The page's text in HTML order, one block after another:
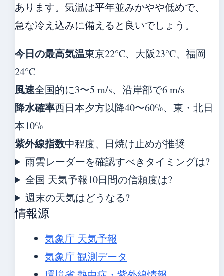
あります。気温は平年並みかやや低めで、
急な冷え込みに備えると良いでしょう。
今日の最高気温東京22°C、大阪23°C、福岡
24°C
風速全国的に3〜5 m/s、沿岸部で6 m/s
降水確率西日本夕方以降40〜60%、東・北日
本10%
紫外線指数中程度、日焼け止めが推奨
雨雲レーダーを確認すべきタイミングは?
全国 天気予報10日間の信頼度は?
週末の天気はどうなる?
情報源
気象庁 天気予報
気象庁 観測データ